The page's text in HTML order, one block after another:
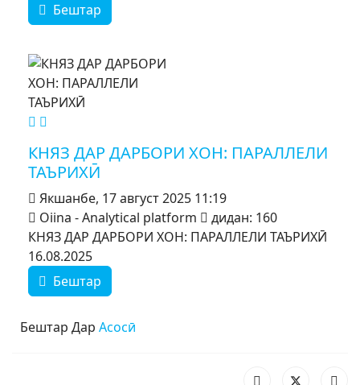
Бештар
MOD_JTCS_VIEW_ARTICLE_LINK
КНЯЗ ДАР ДАРБОРИ ХОН: ПАРАЛЛЕЛИ
ТАЪРИХӢ
Якшанбе, 17 август 2025 11:19
Oiina - Analytical platform
дидан: 160
КНЯЗ ДАР ДАРБОРИ ХОН: ПАРАЛЛЕЛИ ТАЪРИХӢ
16.08.2025
Бештар
Бештар Дар Асосӣ